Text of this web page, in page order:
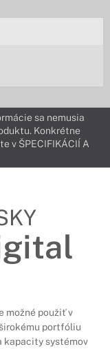
sa nemusia
Konkrétne
v ŠPECIFIKÁCIÍ A
možné použiť v
portfóliu
kapacity systémov